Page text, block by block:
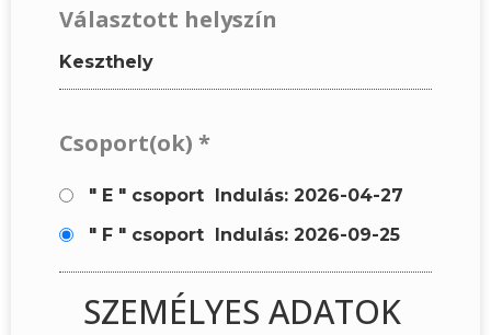
Választott helyszín
Keszthely
Csoport(ok) *
" E " csoport Indulás: 2026-04-27
" F " csoport Indulás: 2026-09-25
SZEMÉLYES ADATOK